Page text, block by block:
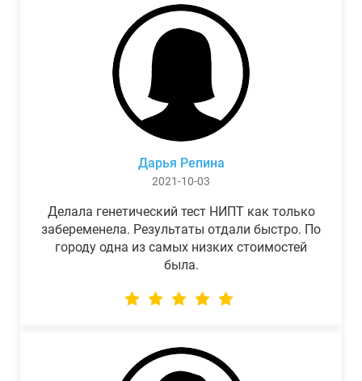
Дарья Репина
2021-10-03
Делала генетический тест НИПТ как только
забеременела. Результаты отдали быстро. По
городу одна из самых низких стоимостей
была.